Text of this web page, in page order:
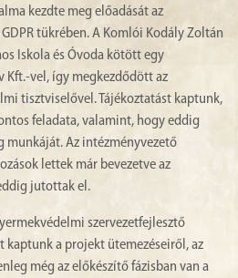
kezdte meg előadását az
tükrében. A Komlói Kodály Zoltán
Iskola és Óvoda kötött egy
Kft.-vel, így megkezdődött az
tisztviselővel. Tájékoztatást kaptunk,
feladata, valamint, hogy eddig
munkáját. Az intézményvezető
lettek már bevezetve az
jutottak el.
szervezetfejlesztő
kaptunk a projekt ütemezéseiről, az
még az előkészítő fázisban van a